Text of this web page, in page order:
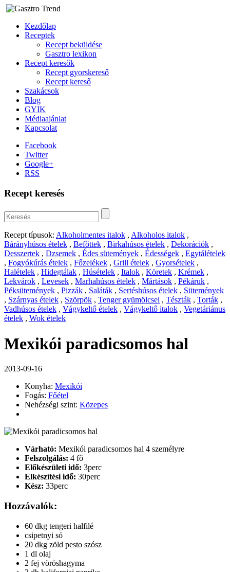
Kezdőlap
Receptek
Recept beküldése
Gasztro lexikon
Recept keresők
Recept gyorskereső
Recept kereső
Szakácsok
Blog
GYIK
Médiaajánlat
Kapcsolat
Facebook
Twitter
Google+
RSS
Recept keresés
Recept típusok: Alkoholmentes italok , Alkoholos italok ,
Bárányhúsos ételek , Befőttek , Birkahúsos ételek , Dekorációk ,
Desszertek , Dzsemek , Édes sütemények , Édességek , Egytálételek
, Fogyókúrás ételek , Főzelékek , Grill ételek , Gyorsételek ,
Halételek , Hidegtálak , Húsételek , Italok , Köretek , Krémek ,
Lekvárok , Levesek , Marhahúsos ételek , Mártások , Pékáruk ,
Péksütemények , Pizzák , Saláták , Sertéshúsos ételek , Sütemények
, Szárnyas ételek , Szörpök , Tenger gyümölcsei , Tészták , Torták ,
Vadhúsos ételek , Vágykeltő ételek , Vágykeltő italok , Vegetáriánus
ételek , Wok ételek
Mexikói paradicsomos hal
2013-09-16
Konyha: Mexikói
Fogás: Főétel
Nehézségi szint: Közepes
Várható: Mexikói paradicsomos hal 4 személyre
Felszolgálás: 4 fő
Előkészületi idő: 3perc
Elkészítési idő: 30perc
Kész: 33perc
Hozzávalók:
60 dkg tengeri halfilé
csipetnyi só
20 dkg zöld pesto szósz
1 dl olaj
2 fej vöröshagyma